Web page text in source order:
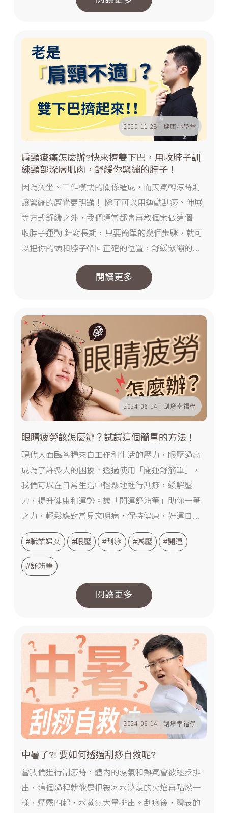
2020-11-28 | 健康小學堂
肩頸痠痛怎麼辦?快來擠雙下巴，用收脖子訓
練頸部深層肌肉，舒緩你緊繃的脖子！
因為久坐、工作模式的關係造成，而天氣轉涼時則
讓緊繃的感覺更明顯！ 除了可以用運動刮痧、伸展
等方式舒緩之外，我們通常都會再教個案做這個－
收脖子運動 針對長期，只要簡單的幾個步驟，就可
以把你的頭和脖子帶回正確的位置，舒緩緊繃的肩
閱讀更多
2024-06-14 | 刮痧幸福學
眼睛疲勞該怎麼辦？試試這個簡單的方法！
現代人面臨各種來自工作和生活的壓力，眼壓過高
成為了許多人的困擾。透過使用「開運舒筋筆」，
我們可以在日常生活中輕鬆地進行刮痧，緩解壓
力，提升健康和運勢。讓「開運舒筋筆」助你一筆
之力，輕鬆應對常見文明病，保持健康，好運自然
來。...
#職業婦女
#眼壓 #刮痧 #減壓 #開運
#舒筋筆
閱讀更多
2024-06-14 | 刮痧幸福學
中暑了?! 要如何透過刮痧自救呢?
當我們進行刮痧時，體內的濕氣和熱氣會被逐步排
出，這個過程就像是把被冰水澆熄的火焰再點燃一
樣，煙霧四起，水蒸氣大量排出。刮痧後，體表的